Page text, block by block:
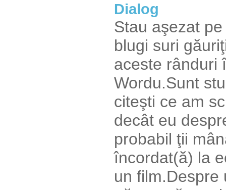
Dialog
Stau aşezat
blugi suri
aceste rânduri
Wordu.Sunt
citeşti ce am
decât eu
probabil ţii
încordat(ă) la
un film.Despre